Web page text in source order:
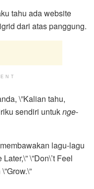
tahu ada website
dari atas panggung.
\”Kalian tahu,
sendiri untuknge-
lagu-lagu
\”Don\’t Feel